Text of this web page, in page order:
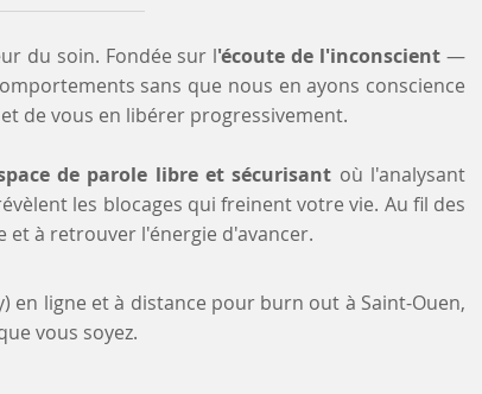
du soin. Fondée sur l'écoute de l'inconscient—
sans que nous en ayons conscience
de vous en libérer progressivement.
de parole libre et sécurisant où l'analysant
les blocages qui freinent votre vie. Au fil des
et à retrouver l'énergie d'avancer.
en ligne et à distance pour burn out à Saint-Ouen,
vous soyez.